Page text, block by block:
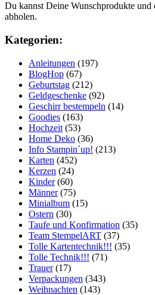
Du kannst Deine Wunschprodukte
abholen.
Kategorien:
Anleitungen (197)
BlogHop (67)
Geburtstag (212)
Geldgeschenke (92)
Geschirr bestempeln (14)
Goodies (163)
Hochzeit (53)
Home Deko (36)
Info Stampin´up! (213)
Karten (452)
Kerzen (24)
Kinder(60)
Männer(75)
Minialbum (15)
Ostern (30)
Taufe und Konfirmation (35)
Team StempelART (37)
Tolle Kartentechnik!!! (35)
Tolle Technik!!! (71)
Trauer(17)
Verpackungen (343)
Weihnachten (143)